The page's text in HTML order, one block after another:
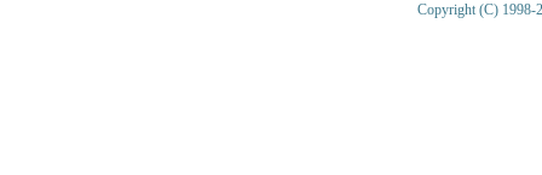
Copyright (C) 1998-